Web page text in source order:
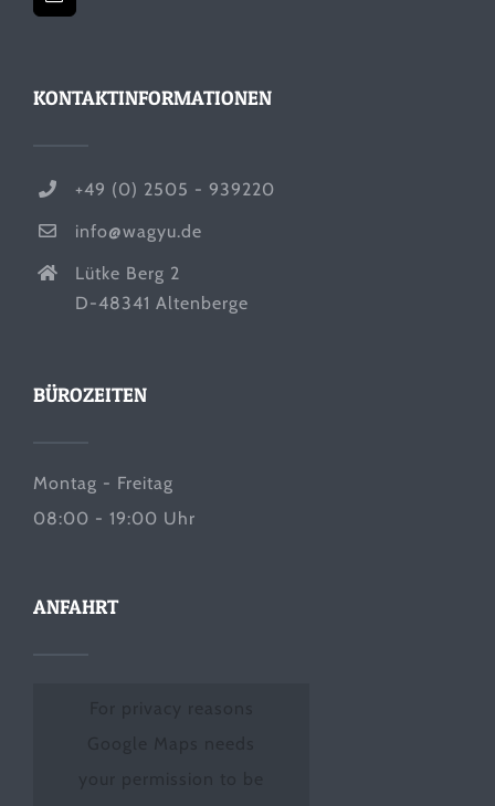
KONTAKTINFORMATIONEN
+49 (0) 2505 - 939220
info@wagyu.de
Lütke Berg 2
D-48341 Altenberge
BÜROZEITEN
Montag - Freitag
08:00 - 19:00 Uhr
ANFAHRT